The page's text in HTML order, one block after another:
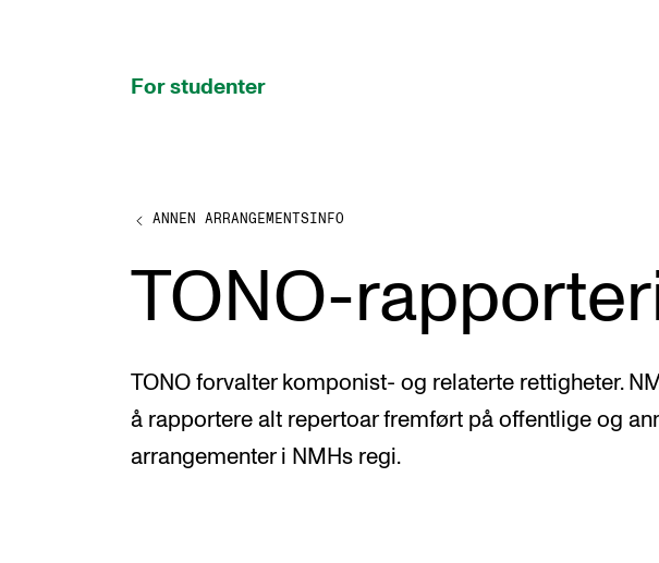
For studenter
STUDIENE
Eksamen, arbeidskrav og vitnemål
Studieplaner og emner
Tilrettelegging og fritak
Timeplaner og undervisning
Plakat,
Interne
ANNEN ARRANGEMENTSINFO
TONO-
TONO forvalter komponist- og relaterte rettigheter.
å rapportere alt repertoar fremført på offentlige og
arrangementer i NMHs regi.